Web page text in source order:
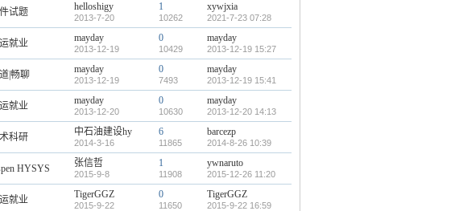
试题 helloshigy
2013-7-20
1
10262
xywjxia
2021-7-23 07:28
就业 mayday
2013-12-19
0
10429
mayday
2013-12-19 15:27
|畅聊 mayday
2013-12-19
0
7493
mayday
2013-12-19 15:41
就业 mayday
2013-12-20
0
10630
mayday
2013-12-20 14:13
科研 中石油建设hy
2014-3-16
6
11865
barcezp
2014-8-26 10:39
HYSYS 张信哲
2015-9-8
1
11908
ywnaruto
2015-12-26 11:20
就业 TigerGGZ
2015-9-22
0
11650
TigerGGZ
2015-9-22 16:59